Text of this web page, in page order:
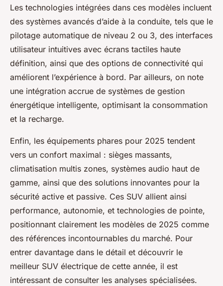
Les technologies intégrées dans ces modèles incluent
des systèmes avancés d’aide à la conduite, tels que le
pilotage automatique de niveau 2 ou 3, des interfaces
utilisateur intuitives avec écrans tactiles haute
définition, ainsi que des options de connectivité qui
améliorent l’expérience à bord. Par ailleurs, on note
une intégration accrue de systèmes de gestion
énergétique intelligente, optimisant la consommation
et la recharge.
Enfin, les équipements phares pour 2025 tendent
vers un confort maximal : sièges massants,
climatisation multis zones, systèmes audio haut de
gamme, ainsi que des solutions innovantes pour la
sécurité active et passive. Ces SUV allient ainsi
performance, autonomie, et technologies de pointe,
positionnant clairement les modèles de 2025 comme
des références incontournables du marché. Pour
entrer davantage dans le détail et découvrir le
meilleur SUV électrique de cette année, il est
intéressant de consulter les analyses spécialisées.